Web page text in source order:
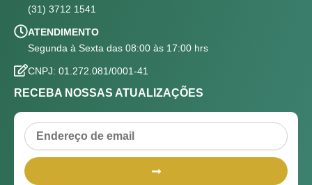
(31) 3712 1541
ATENDIMENTO
Segunda à Sexta das 08:00 às 17:00 hrs
CNPJ: 01.272.081/0001-41
RECEBA NOSSAS ATUALIZAÇÕES
Email